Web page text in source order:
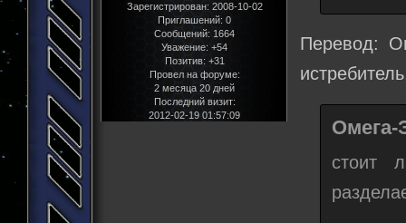
Зарегистрирован: 2008-10-02
Приглашений: 0
Сообщений: 1664
Уважение: +54
Позитив: +31
Провел на форуме:
2 месяца 20 дней
Последний визит:
2012-02-19 01:57:09
Перевод:
Омега-
стоит